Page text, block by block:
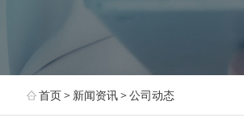
首页> 新闻资讯>公司动态